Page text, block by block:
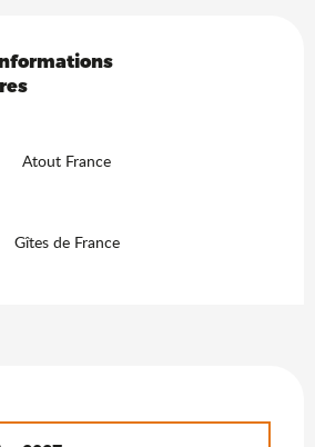
complémentaires
Atout France
Gîtes de France